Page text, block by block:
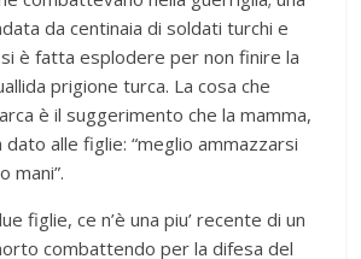
da centinaia di soldati turchi e
è fatta esplodere per non finire la
prigione turca. La cosa che
è il suggerimento che la mamma,
alle figlie: “meglio ammazzarsi
mani”.
figlie, ce n’è una piu’ recente di un
combattendo per la difesa del